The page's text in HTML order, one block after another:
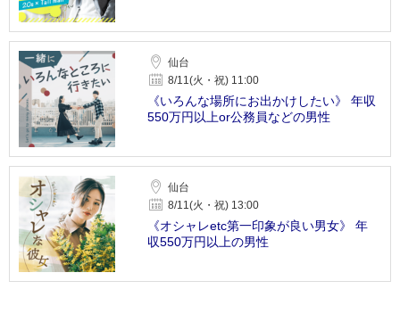
仙台
8/11(火・祝) 11:00
《いろんな場所にお出かけしたい》 年収
550万円以上or公務員などの男性
仙台
8/11(火・祝) 13:00
《オシャレetc第一印象が良い男女》 年
収550万円以上の男性